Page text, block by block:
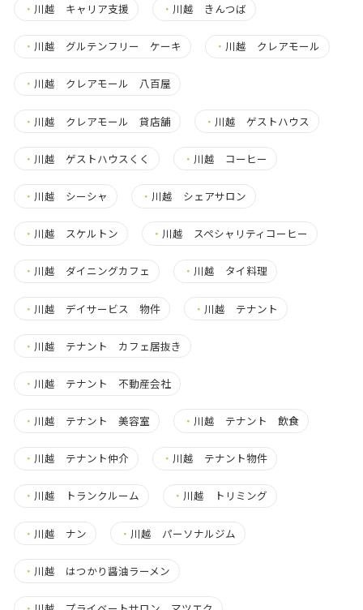
・ 川越 キャリア支援 ・ 川越 きんつば
・ 川越 グルテンフリー ケーキ ・ 川越 クレアモール
・ 川越 クレアモール 八百屋
・ 川越 クレアモール 貸店舗 ・ 川越 ゲストハウス
・ 川越 ゲストハウスくく ・ 川越 コーヒー
・ 川越 シーシャ ・ 川越 シェアサロン
・ 川越 スケルトン ・ 川越 スペシャリティコーヒー
・ 川越 ダイニングカフェ ・ 川越 タイ料理
・ 川越 デイサービス 物件 ・ 川越 テナント
・ 川越 テナント カフェ居抜き
・ 川越 テナント 不動産会社
・ 川越 テナント 美容室 ・ 川越 テナント 飲食
・ 川越 テナント仲介 ・ 川越 テナント物件
・ 川越 トランクルーム ・ 川越 トリミング
・ 川越 ナン ・ 川越 パーソナルジム
・ 川越 はつかり醤油ラーメン